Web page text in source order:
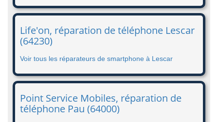
Life'on, réparation de téléphone Lescar
(64230)
Voir tous les réparateurs de smartphone à Lescar
Point Service Mobiles, réparation de
téléphone Pau (64000)